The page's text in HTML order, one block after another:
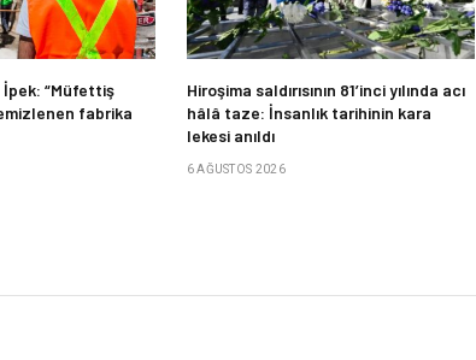
İpek: “Müfettiş
fabrika
Hiroşima saldırısının 81’inci yılında acı
hâlâ taze: İnsanlık tarihinin kara
lekesi anıldı
6 AĞUSTOS 2026